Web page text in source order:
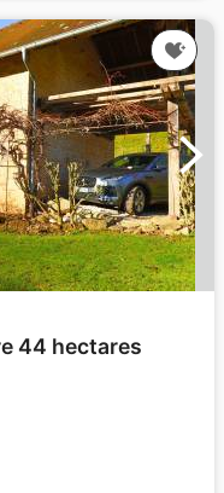
44 hectares